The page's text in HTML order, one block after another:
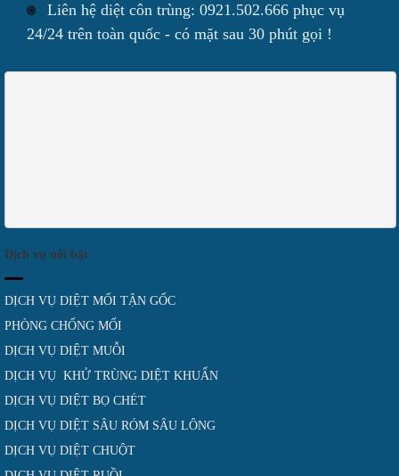
Liên hệ diệt côn trùng: 0921.502.666 phục vụ
24/24 trên toàn quốc - có mặt sau 30 phút gọi !
Dịch vụ nổi bật
DỊCH VỤ DIỆT MỐI TẬN GỐC
PHÒNG CHỐNG MỐI
DỊCH VỤ DIỆT MUỖI
DỊCH VỤ KHỬ TRÙNG DIỆT KHUẨN
DỊCH VỤ DIỆT BỌ CHÉT
DỊCH VỤ DIỆT SÂU RÓM SÂU LÔNG
DỊCH VỤ DIỆT CHUỘT